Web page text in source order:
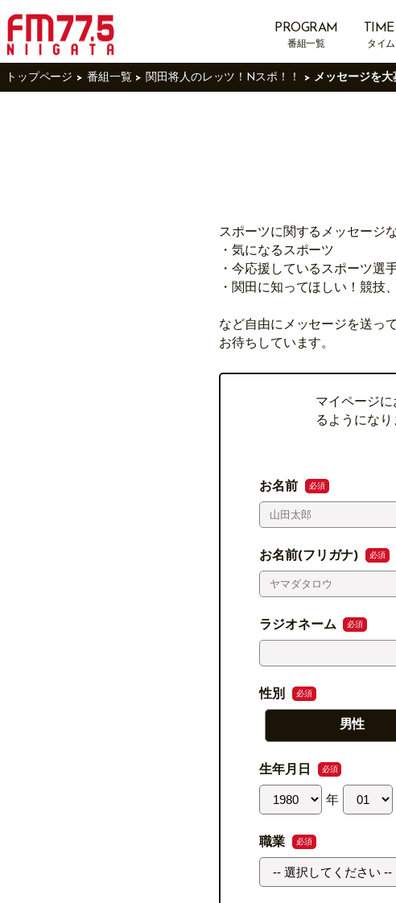
PROGRAM
番組一覧 タイ
トップページ 番組一覧 関田将人のレッツ！Nスポ！！ メッセージを大
スポーツに関するメッセージ
・気になるスポーツ
・今応援しているスポーツ選
・関田に知ってほしい！競技
など自由にメッセージを送っ
お待ちしています。
マイページ
るようになり
お名前 必須
お名前(フリガナ) 必須
ラジオネーム 必須
性別 必須
男性
生年月日 必須
年
職業 必須